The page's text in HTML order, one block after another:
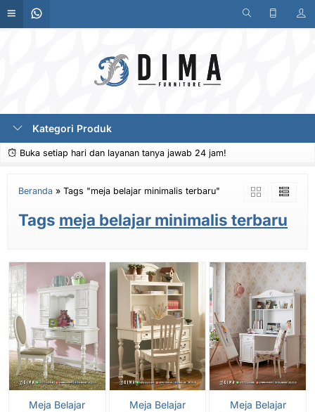
Kategori Produk
Buka setiap hari dan layanan tanya jawab 24 jam!
Beranda » Tags "meja belajar minimalis terbaru"
Tags meja belajar minimalis terbaru
Meja Belajar
Meja Belajar
Meja Belajar